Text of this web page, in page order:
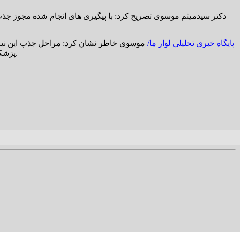
پایگاه خبری تحلیلی لوار ما/
پزشکان متخصص و فوق تخصص و همچنین اخذ مجوز جذب داروساز از سازمان اداری و استخدامی و وزارت بهداشت در دستور کار می باشد.